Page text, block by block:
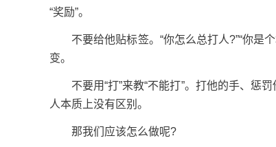
“奖励”。
不要给他贴标签。“你怎么总打人?”“你是
变。
不要用“打”来教“不能打”。打他的手、惩罚
人本质上没有区别。
那我们应该怎么做呢?